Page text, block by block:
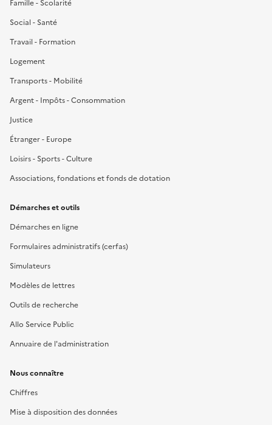
Famille - Scolarité
Social - Santé
Travail - Formation
Logement
Transports - Mobilité
Argent - Impôts - Consommation
Justice
Étranger - Europe
Loisirs - Sports - Culture
Associations, fondations et fonds de dotation
Démarches et outils
Démarches en ligne
Formulaires administratifs (cerfas)
Simulateurs
Modèles de lettres
Outils de recherche
Allo Service Public
Annuaire de l'administration
Nous connaître
Chiffres
Mise à disposition des données